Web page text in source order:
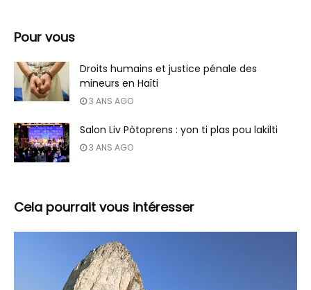
Pour vous
Droits humains et justice pénale des
mineurs en Haïti
3 ANS AGO
Salon Liv Pòtoprens : yon ti plas pou lakilti
3 ANS AGO
Cela pourrait vous intéresser